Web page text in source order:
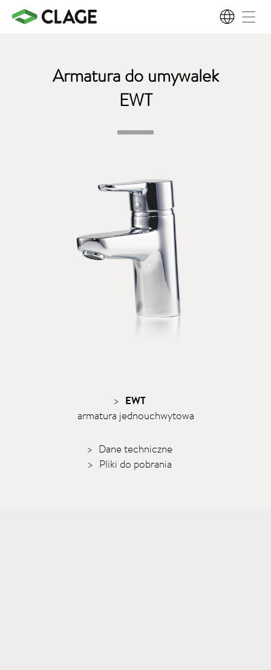
PL
Armatura do umywalek
EWT
EWT
armatura jednouchwytowa
Dane techniczne
Pliki do pobrania